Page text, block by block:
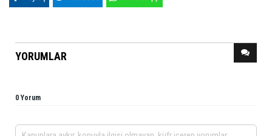
YORUMLAR
0 Yorum